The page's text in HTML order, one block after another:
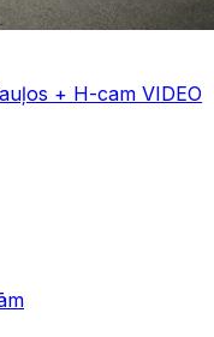
+ H-cam VIDEO